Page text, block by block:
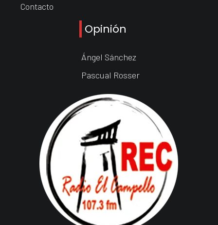
Contacto
Opinión
Ángel Sánchez
Pascual Rosser